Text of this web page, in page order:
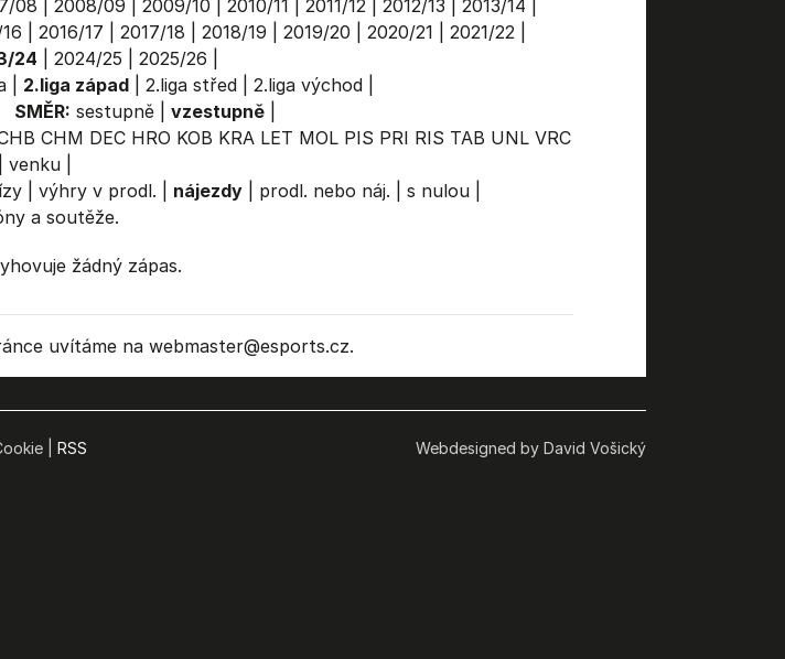
08 2008/09 2009/10 2010/11 2011/12| 2012/13 2013/14
2016/17 2017/18 2018/19 2019/20 2020/21 2021/22|
24 2024/25 2025/26
| 2.liga západ| 2.liga střed| 2.liga východ|
SMĚR: sestupně| vzestupně|
CHM DEC HRO KOB KRA LET MOL PIS PRI RIS TAB UNL VRC
venku|
| výhry v prodl. nájezdy| prodl. nebo náj. s nulou|
a soutěže.
žádný zápas.
uvítáme na webmaster@esports.cz.
| RSS Webdesigned by David Vošický